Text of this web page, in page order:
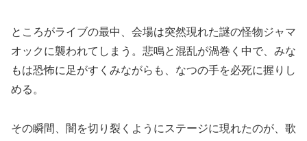
ところがライブの最中、会場は突然現れた謎の怪物ジャマ
オックに襲われてしまう。悲鳴と混乱が渦巻く中で、みな
もは恐怖に足がすくみながらも、なつの手を必死に握りし
める。
その瞬間、闇を切り裂くようにステージに現れたのが、歌